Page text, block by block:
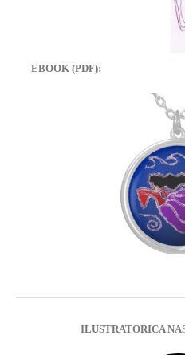
EBOOK (PDF):
ILUSTRATORICA